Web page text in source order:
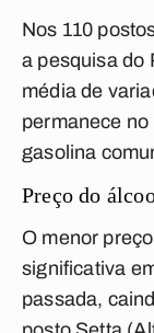
Nos 110
a pesquisa do
média de
permanece
gasolina
Preço do
O menor
significativa
passada,